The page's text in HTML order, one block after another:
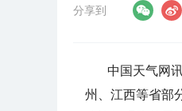
分享到
中国天气网
州、江西等省部